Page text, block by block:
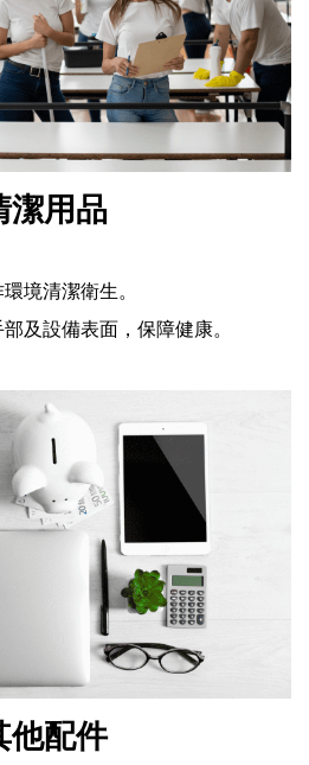
潔用品
境清潔衛生。
部及設備表面，保障健康。
他配件